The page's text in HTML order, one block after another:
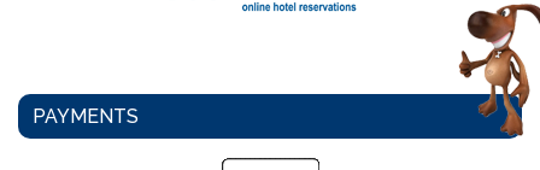
PAYMENTS